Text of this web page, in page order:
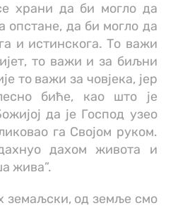
храни да би могло да
опстане, да би могло да
и истинскога. То важи
то важи и за биљни
то важи за човјека, јер
биће, као што је
да је Господ узео
га Својом руком.
дахом живота и
жива”.
земаљски, од земље смо